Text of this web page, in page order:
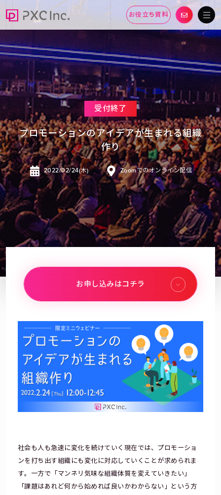
お役立ち資料
受付終了
プロモーションのアイデアが生まれる組織
作り
2022/02/24(木) Zoomでのオンライン配信
お申し込みはコチラ
社会も人も急速に変化を続けていく現在では、プロモーショ
ンを打ち出す組織にも変化に対応していくことが求められま
す。一方で「マンネリ気味な組織体質を変えていきたい」
「課題はあれど何から始めれば良いかわからない」という方